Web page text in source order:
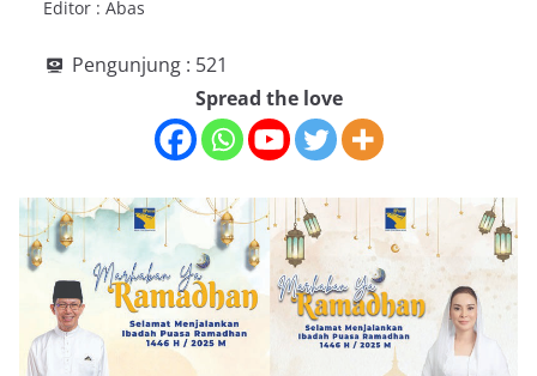
Editor : Abas
Pengunjung : 521
Spread the love